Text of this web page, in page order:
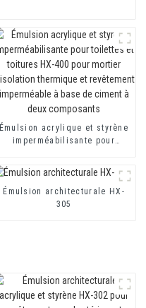
Émulsion acrylique et styrène
imperméabilisante pour
pour mortier d'isolation
thermique et revêtement
imperméable à base de ciment
à deux composants
Émulsion architecturale HX-
305